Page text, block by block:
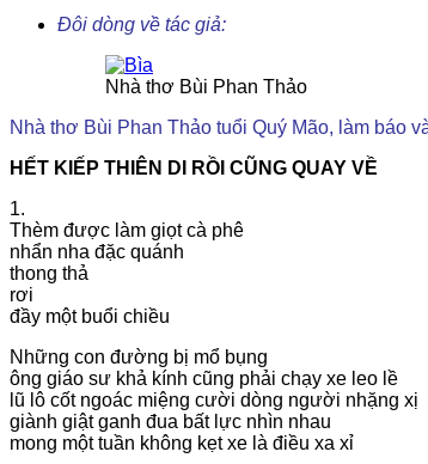
Đôi dòng về tác giả:
Nhà thơ Bùi Phan Thảo
Nhà thơ Bùi Phan Thảo tuổi Quý Mão, làm báo
HẾT KIẾP THIÊN DI RỒI CŨNG QUAY VỀ
1.
Thèm được làm giọt cà phê
nhẩn nha đặc quánh
thong thả
rơi
đầy một buổi chiều
Những con đường bị mổ bụng
ông giáo sư khả kính cũng phải chạy xe leo lề
lũ lô cốt ngoác miệng cười dòng người nhặng xị
giành giật ganh đua bất lực nhìn nhau
mong một tuần không kẹt xe là điều xa xỉ